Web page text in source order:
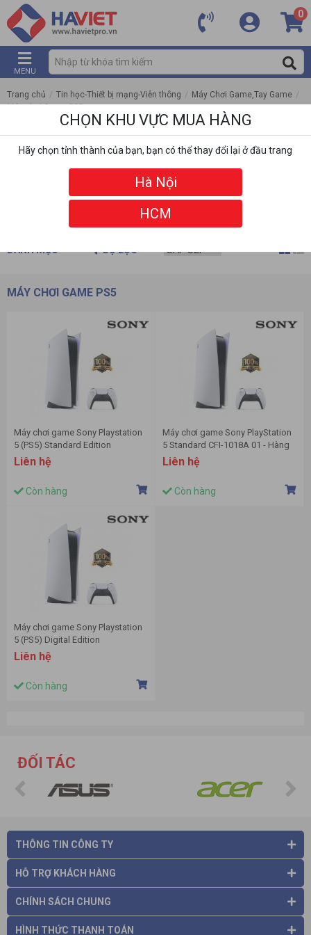
0
MENU
Trang chủ / Tin học-Thiết bị mạng-Viễn thông / Máy Chơi Game,Tay Game /
Máy chơi Game PS5
DANH MỤC BỘ LỌC
MÁY CHƠI GAME PS5
Máy chơi game Sony Playstation
5 (PS5) Standard Edition
Liên hệ
Còn hàng
Máy chơi game Sony PlayStation
5 Standard CFI-1018A 01 - Hàng
chính hãng
Liên hệ
Còn hàng
Máy chơi game Sony Playstation
5 (PS5) Digital Edition
Liên hệ
Còn hàng
ĐỐI TÁC
THÔNG TIN CÔNG TY
HỖ TRỢ KHÁCH HÀNG
CHÍNH SÁCH CHUNG
HÌNH THỨC THANH TOÁN
CHỌN KHU VỰC MUA HÀNG
Hãy chọn tỉnh thành của bạn, bạn có thể thay đổi lại ở đầu trang
Hà Nội
HCM